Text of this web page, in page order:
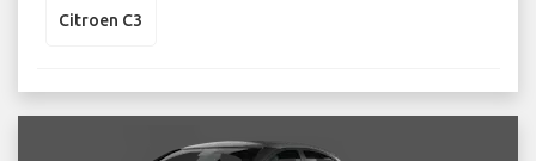
Citroen C3